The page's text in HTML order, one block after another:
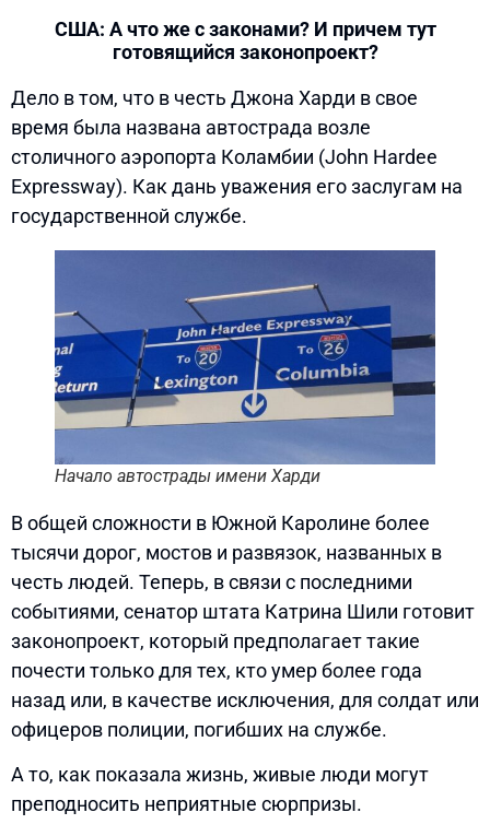
США: А что же с законами? И причем тут
готовящийся законопроект?
Дело в том, что в честь Джона Харди в свое
время была названа автострада возле
столичного аэропорта Коламбии (John Hardee
Expressway). Как дань уважения его заслугам на
государственной службе.
Начало автострады имени Харди
В общей сложности в Южной Каролине более
тысячи дорог, мостов и развязок, названных в
честь людей. Теперь, в связи с последними
событиями, сенатор штата Катрина Шили готовит
законопроект, который предполагает такие
почести только для тех, кто умер более года
назад или, в качестве исключения, для солдат или
офицеров полиции, погибших на службе.
А то, как показала жизнь, живые люди могут
преподносить неприятные сюрпризы.